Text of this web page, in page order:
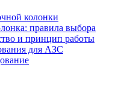
колонки
правила выбора
и принцип работы
для АЗС